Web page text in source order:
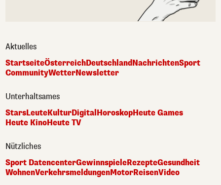
Aktuelles
StartseiteÖsterreichDeutschlandNachrichtenSport
CommunityWetterNewsletter
Unterhaltsames
StarsLeuteKulturDigital HoroskopHeute Games
Heute KinoHeute TV
Nützliches
Sport DatencenterGewinnspieleRezepteGesundheit
WohnenVerkehrsmeldungenMotorReisenVideo